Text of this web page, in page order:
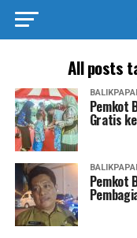
All posts
Pemkot
Gratis
Pemkot